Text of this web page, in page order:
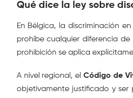
Qué dice la ley sobre
En Bélgica, la discriminación
prohíbe cualquier diferencia
prohibición se aplica
A nivel regional, el Código de
objetivamente justificado y ser